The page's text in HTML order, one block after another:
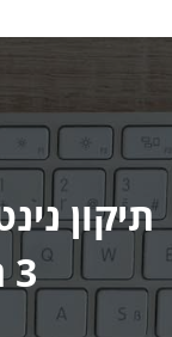
תיקון
3 תקלות נפוצות